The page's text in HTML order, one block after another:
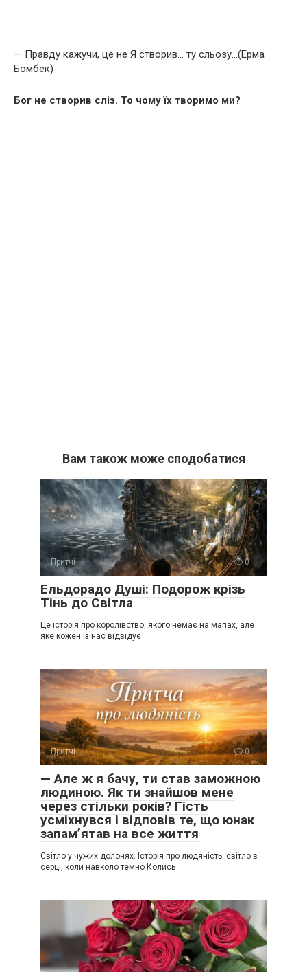
— Правду кажучи, це не Я створив… ту сльозу…(Ерма
Бомбек)
Бог не створив сліз. То чому їх творимо ми?
Вам також може сподобатися
Притчі 0
Ельдорадо Душі: Подорож крізь
Тінь до Світла
Це історія про королівство, якого немає на мапах, але
яке кожен із нас відвідує
Притчі 0
— Але ж я бачу, ти став заможною
людиною. Як ти знайшов мене
через стільки років? Гість
усміхнувся і відповів те, що юнак
запам’ятав на все життя
Світло у чужих долонях. Історія про людяність: світло в
серці, коли навколо темно Колись